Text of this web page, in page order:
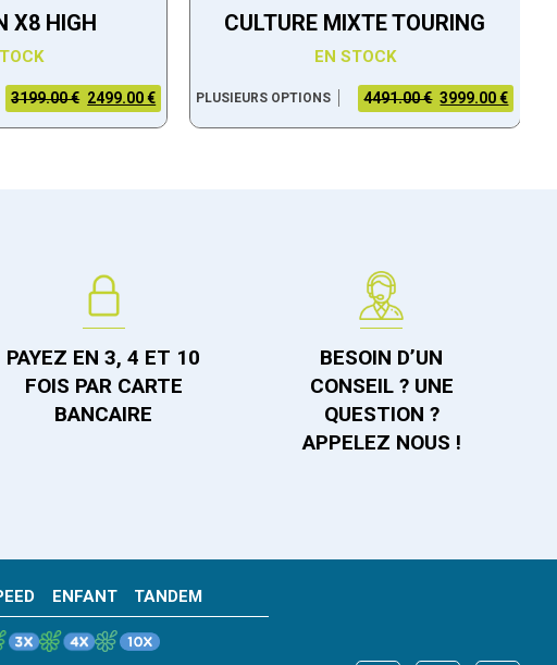
X8 HIGH
3199.00 € 2499.00 €
CULTURE MIXTE TOURING
EN STOCK
PLUSIEURS OPTIONS 4491.00 € 3999.00 €
PAYEZ EN 3, 4 ET 10
FOIS PAR CARTE
BANCAIRE
BESOIN D’UN
CONSEIL ? UNE
QUESTION ?
APPELEZ NOUS !
ENFANT TANDEM